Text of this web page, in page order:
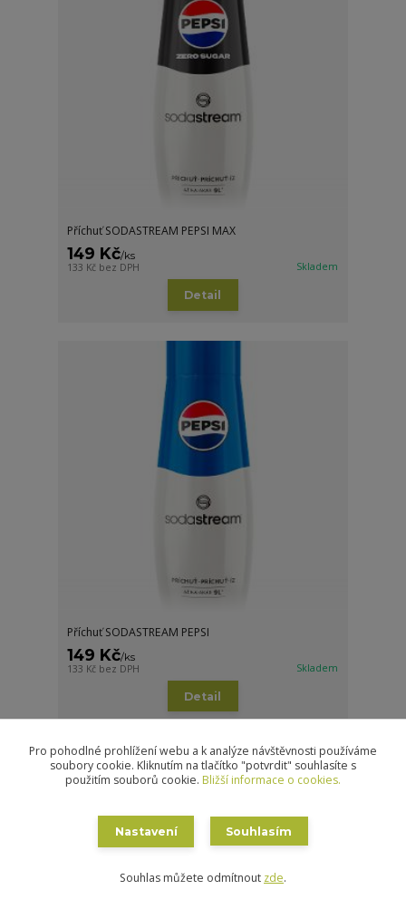
Příchuť SODASTREAM PEPSI MAX
149 Kč/ks
133 Kč bez DPH Skladem
Detail
Příchuť SODASTREAM PEPSI
149 Kč/ks
133 Kč bez DPH Skladem
Detail
Pro pohodlné prohlížení webu a k analýze návštěvnosti používáme
soubory cookie. Kliknutím na tlačítko "potvrdit" souhlasíte s
použitím souborů cookie. Bližší informace o cookies.
Nastavení Souhlasím
Souhlas můžete odmítnout zde.